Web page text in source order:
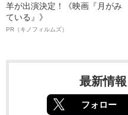
羊が出演決定！《映画『月がみ
ている』》
PR（キノフィルムズ）
最新情報
フォロー